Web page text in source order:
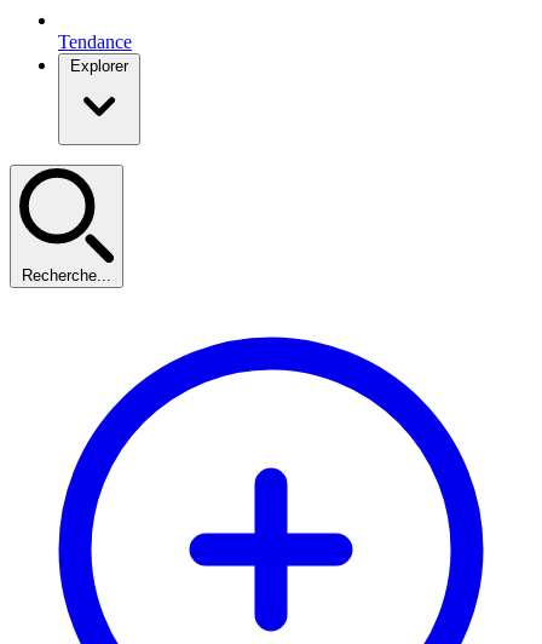
Tendance
Explorer
Recherche...